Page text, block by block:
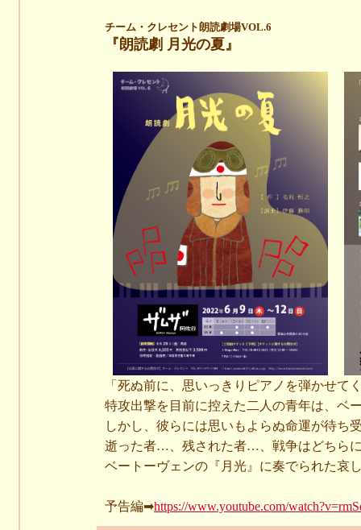
チーム・クレセント朗読劇場VOL.6
『朗読劇 月光の夏』
「死ぬ前に、思いっきりピアノを弾かせて
特攻出撃を目前に控えた二人の青年は、ベ
しかし、彼らには思いもよらぬ命運が待ち
逝った者…、残された者…、戦争はどちら
ベートーヴェンの『月光』に奏でられた哀
予告編➡https://www.youtube.com/